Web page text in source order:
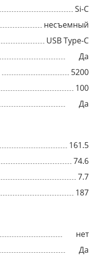
Si-C
несъемный
USB Type-C
Да
5200
100
Да
161.5
74.6
7.7
187
нет
Да